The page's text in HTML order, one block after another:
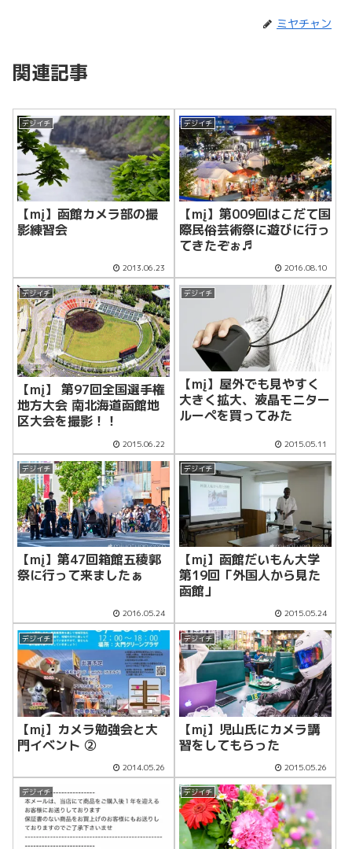
ミヤチャン
関連記事
デジイチ
【mį】函館カメラ部の撮
影練習会
2013.06.23
デジイチ
【mį】第009回はこだて国
際民俗芸術祭に遊びに行っ
てきたぞぉ♬
2016.08.10
デジイチ
【mį】 第97回全国選手権
地方大会 南北海道函館地
区大会を撮影！！
2015.06.22
デジイチ
【mį】屋外でも見やすく
大きく拡大、液晶モニター
ルーペを買ってみた
2015.05.11
デジイチ
【mį】第47回箱館五稜郭
祭に行って来ましたぁ
2016.05.24
デジイチ
【mį】函館だいもん大学
第19回「外国人から見た
函館」
2015.05.24
デジイチ
【mį】カメラ勉強会と大
門イベント ②
2014.05.26
デジイチ
【mį】児山氏にカメラ講
習をしてもらった
2015.05.26
デジイチ デジイチ